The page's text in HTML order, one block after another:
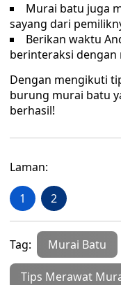
Murai batu juga
sayang dari
Berikan waktu
berinteraksi dengan
Dengan mengikuti
burung murai batu
berhasil!
Laman:
1 2
Tag: Murai Batu
Tips Merawat